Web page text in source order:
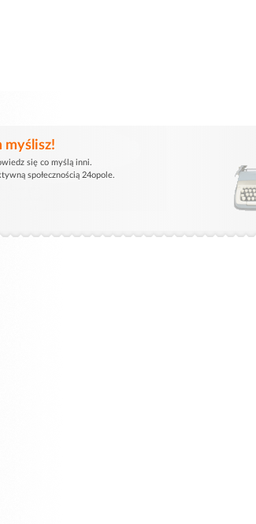
myślisz!
się co myślą inni.
społecznością 24opole.